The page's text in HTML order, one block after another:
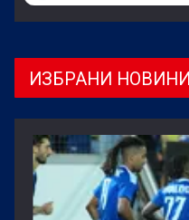
ИЗБРАНИ НОВИНИ